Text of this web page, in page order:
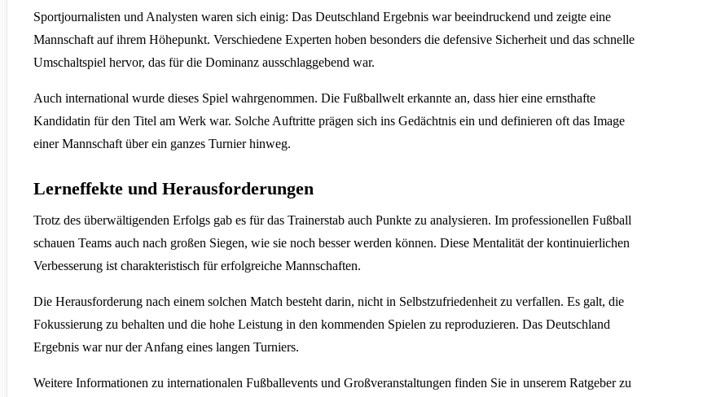
Sportjournalisten und Analysten waren sich einig: Das Deutschland Ergebnis war beeindruckend und zeigte eine
Mannschaft auf ihrem Höhepunkt. Verschiedene Experten hoben besonders die defensive Sicherheit und das schnelle
Umschaltspiel hervor, das für die Dominanz ausschlaggebend war.
Auch international wurde dieses Spiel wahrgenommen. Die Fußballwelt erkannte an, dass hier eine ernsthafte
Kandidatin für den Titel am Werk war. Solche Auftritte prägen sich ins Gedächtnis ein und definieren oft das Image
einer Mannschaft über ein ganzes Turnier hinweg.
Lerneffekte und Herausforderungen
Trotz des überwältigenden Erfolgs gab es für das Trainerstab auch Punkte zu analysieren. Im professionellen Fußball
schauen Teams auch nach großen Siegen, wie sie noch besser werden können. Diese Mentalität der kontinuierlichen
Verbesserung ist charakteristisch für erfolgreiche Mannschaften.
Die Herausforderung nach einem solchen Match besteht darin, nicht in Selbstzufriedenheit zu verfallen. Es galt, die
Fokussierung zu behalten und die hohe Leistung in den kommenden Spielen zu reproduzieren. Das Deutschland
Ergebnis war nur der Anfang eines langen Turniers.
Weitere Informationen zu internationalen Fußballevents und Großveranstaltungen finden Sie in unserem Ratgeber zu